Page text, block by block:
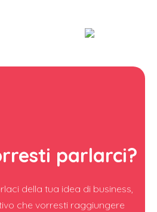
parlarci?
della tua idea di business,
che vorresti raggiungere